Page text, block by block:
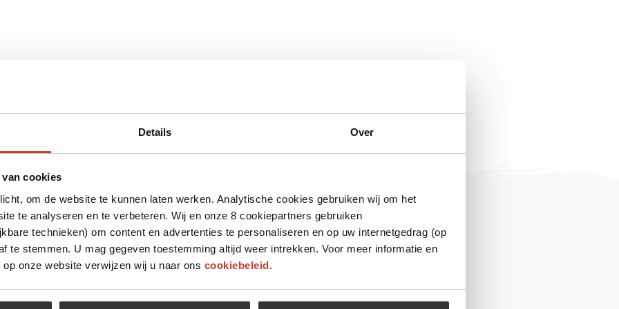
Details Over
cookies
om de website te kunnen laten werken. Analytische cookies gebruiken wij om het
te analyseren en te verbeteren. Wij en onze 8 cookiepartners gebruiken
technieken) om content en advertenties te personaliseren en op uw internetgedrag (op
te stemmen. U mag gegeven toestemming altijd weer intrekken. Voor meer informatie en
onze website verwijzen wij u naar ons cookiebeleid.